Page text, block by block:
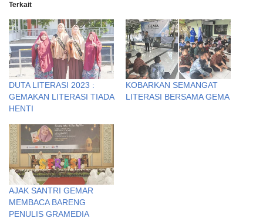
Terkait
DUTA LITERASI 2023 :
GEMAKAN LITERASI TIADA
HENTI
KOBARKAN SEMANGAT
LITERASI BERSAMA GEMA
AJAK SANTRI GEMAR
MEMBACA BARENG
PENULIS GRAMEDIA